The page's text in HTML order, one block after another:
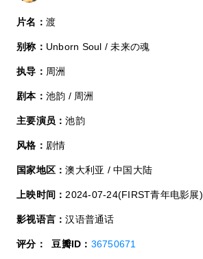
片名： 渡
别称： Unborn Soul / 未来の魂
执导： 周洲
剧本： 池韵 / 周洲
主要演员：池韵
风格： 剧情
国家地区：澳大利亚 / 中国大陆
上映时间： 2024-07-24(FIRST青年电影展)
影视语言：汉语普通话
评分： 豆瓣ID： 36750671